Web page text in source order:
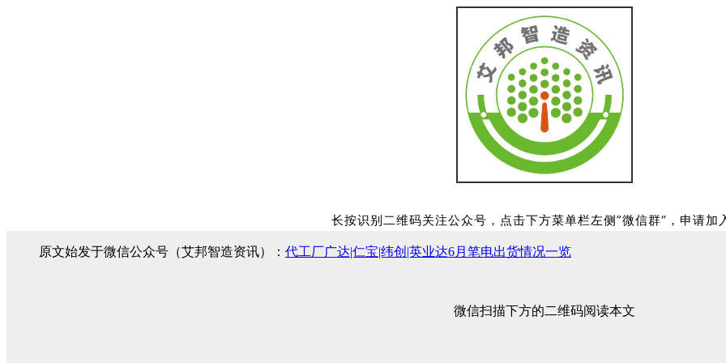
长按识别二维码关注公众号，点击下方菜单栏左侧”微信群“，申请加
原文始发于微信公众号（艾邦智造资讯）： 代工厂广达|仁宝|纬创|英业达6月笔电出货情况一览
微信扫描下方的二维码阅读本文